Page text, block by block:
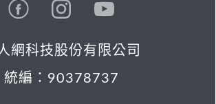
網科技股份有限公司
統編：90378737